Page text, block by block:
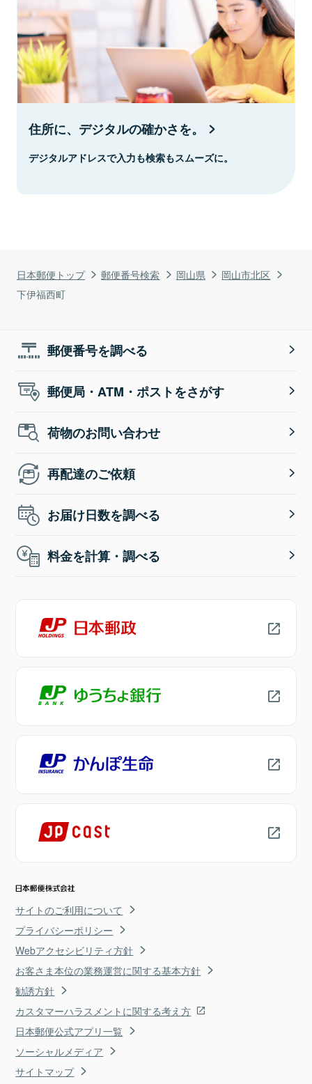
日本郵便トップ 郵便番号検索 岡山県
岡山市北区
下伊福西町
住所に、デジタルの確かさを。
デジタルアドレスで入力も検索もスムーズに。
郵便番号を調べる
郵便局・ATM・ポストをさがす
荷物のお問い合わせ
再配達のご依頼
お届け日数を調べる
料金を計算・調べる
サイトのご利用について
プライバシーポリシー
Webアクセシビリティ方針
お客さま本位の業務運営に関する基本方針
勧誘方針
カスタマーハラスメントに関する考え方
日本郵便公式アプリ一覧
ソーシャルメディア
サイトマップ